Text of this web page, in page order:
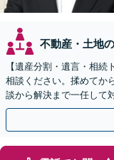
不動産・土地
【遺産分割・遺言・相
相談ください。揉めてか
談から解決まで一任して
歓迎】